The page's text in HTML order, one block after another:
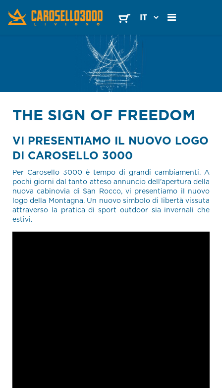
THE SIGN OF FREEDOM
VI PRESENTIAMO IL NUOVO LOGO
DI CAROSELLO 3000
Per Carosello 3000 è tempo di grandi cambiamenti. A
pochi giorni dal tanto atteso annuncio dell’apertura della
nuova cabinovia di San Rocco, vi presentiamo il nuovo
logo della Montagna. Un nuovo simbolo di libertà vissuta
attraverso la pratica di sport outdoor sia invernali che
estivi.